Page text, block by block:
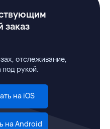
заказ
отслеживание,
под рукой.
на iOS
на Android